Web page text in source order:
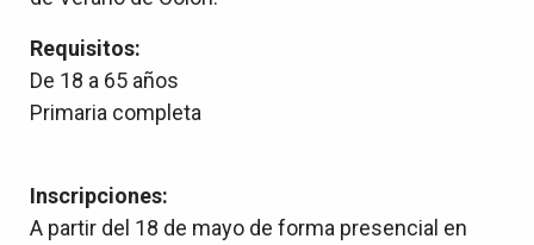
Requisitos:
De 18 a 65 años
Primaria completa
Inscripciones:
A partir del 18 de mayo de forma presencial en